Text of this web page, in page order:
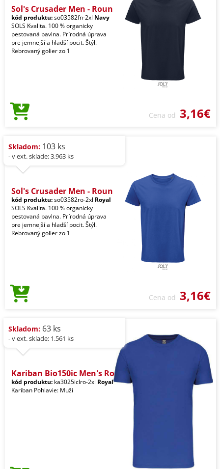
Sol's Crusader Men - Roun
kód produktu:so03582fn-2xl Navy
SOLS Kvalita. 100 % organicky
pestovaná bavlna. Prírodná úprava
pre jemnejší a hladší pocit. Štýl.
Rebrovaný golier zo 1
Cena od 3,16€
Skladom: 103 ks
- v ext. sklade: 3.963 ks
Sol's Crusader Men - Roun
kód produktu:so03582ro-2xl Royal
SOLS Kvalita. 100 % organicky
pestovaná bavlna. Prírodná úprava
pre jemnejší a hladší pocit. Štýl.
Rebrovaný golier zo 1
Cena od 3,16€
Skladom: 63 ks
- v ext. sklade: 1.561 ks
Kariban Bio150ic Men's Ro
kód produktu: ka3025iclro-2xl Royal
Kariban Pohlavie: Muži